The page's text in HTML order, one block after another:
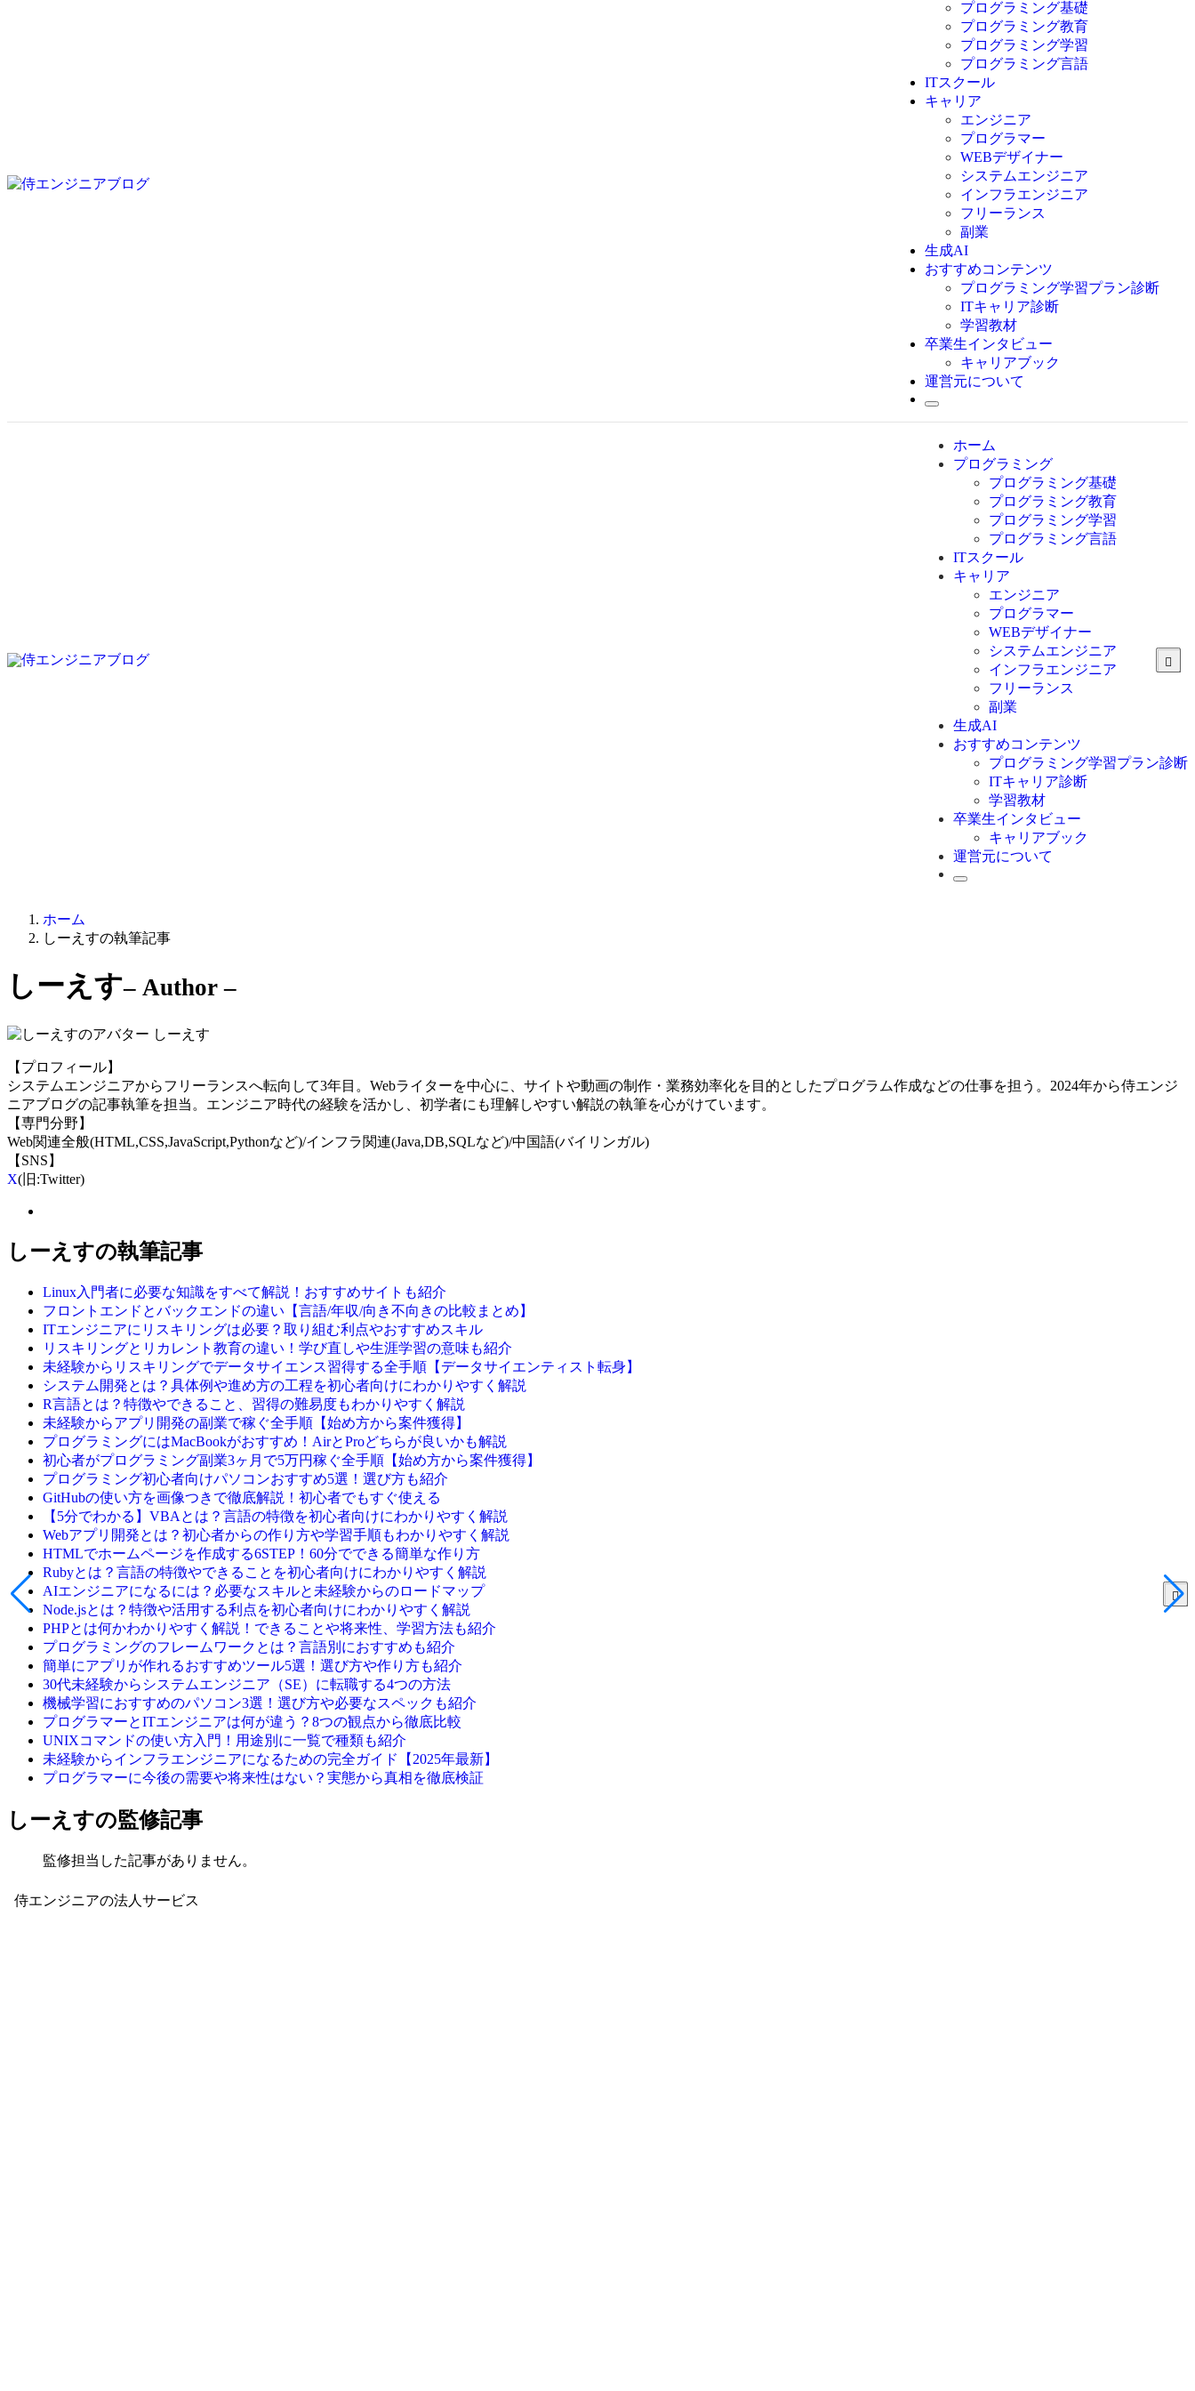
プログラミング基礎
プログラミング教育
プログラミング学習
プログラミング言語
C言語
C#
VBA
Go言語
Kotlin
Java
JavaScript
Swift
Ruby
その他言語
ITスクール
キャリア
エンジニア
プログラマー
WEBデザイナー
システムエンジニア
インフラエンジニア
フリーランス
副業
生成AI
おすすめコンテンツ
プログラミング学習プラン診断
ITキャリア診断
学習教材
卒業生インタビュー
キャリアブック
運営元について
ホーム
プログラミング
プログラミング基礎
プログラミング教育
プログラミング学習
プログラミング言語
C言語
C#
VBA
Go言語
Kotlin
Java
JavaScript
Swift
Ruby
その他言語
ITスクール
キャリア
エンジニア
プログラマー
WEBデザイナー
システムエンジニア
インフラエンジニア
フリーランス
副業
生成AI
おすすめコンテンツ
プログラミング学習プラン診断
ITキャリア診断
学習教材
卒業生インタビュー
キャリアブック
運営元について
ホーム
しーえすの執筆記事
しーえす– Author –
しーえす
【プロフィール】
システムエンジニアからフリーランスへ転向して3年目。Webライターを中心に、サイトや動画の制作・業務効率化を目的としたプログラム作成などの仕事を担う。2024年から侍エンジ
ニアブログの記事執筆を担当。エンジニア時代の経験を活かし、初学者にも理解しやすい解説の執筆を心がけています。
【専門分野】
Web関連全般(HTML,CSS,JavaScript,Pythonなど)/インフラ関連(Java,DB,SQLなど)/中国語(バイリンガル)
【SNS】
X(旧:Twitter)
しーえすの執筆記事
Linux入門者に必要な知識をすべて解説！おすすめサイトも紹介
フロントエンドとバックエンドの違い【言語/年収/向き不向きの比較まとめ】
ITエンジニアにリスキリングは必要？取り組む利点やおすすめスキル
リスキリングとリカレント教育の違い！学び直しや生涯学習の意味も紹介
未経験からリスキリングでデータサイエンス習得する全手順【データサイエンティスト転身】
システム開発とは？具体例や進め方の工程を初心者向けにわかりやすく解説
R言語とは？特徴やできること、習得の難易度もわかりやすく解説
未経験からアプリ開発の副業で稼ぐ全手順【始め方から案件獲得】
プログラミングにはMacBookがおすすめ！AirとProどちらが良いかも解説
初心者がプログラミング副業3ヶ月で5万円稼ぐ全手順【始め方から案件獲得】
プログラミング初心者向けパソコンおすすめ5選！選び方も紹介
GitHubの使い方を画像つきで徹底解説！初心者でもすぐ使える
【5分でわかる】VBAとは？言語の特徴を初心者向けにわかりやすく解説
Webアプリ開発とは？初心者からの作り方や学習手順もわかりやすく解説
HTMLでホームページを作成する6STEP！60分でできる簡単な作り方
Rubyとは？言語の特徴やできることを初心者向けにわかりやすく解説
AIエンジニアになるには？必要なスキルと未経験からのロードマップ
Node.jsとは？特徴や活用する利点を初心者向けにわかりやすく解説
PHPとは何かわかりやすく解説！できることや将来性、学習方法も紹介
プログラミングのフレームワークとは？言語別におすすめも紹介
簡単にアプリが作れるおすすめツール5選！選び方や作り方も紹介
30代未経験からシステムエンジニア（SE）に転職する4つの方法
機械学習におすすめのパソコン3選！選び方や必要なスペックも紹介
プログラマーとITエンジニアは何が違う？8つの観点から徹底比較
UNIXコマンドの使い方入門！用途別に一覧で種類も紹介
未経験からインフラエンジニアになるための完全ガイド【2025年最新】
プログラマーに今後の需要や将来性はない？実態から真相を徹底検証
しーえすの監修記事
監修担当した記事がありません。
侍エンジニアの法人サービス